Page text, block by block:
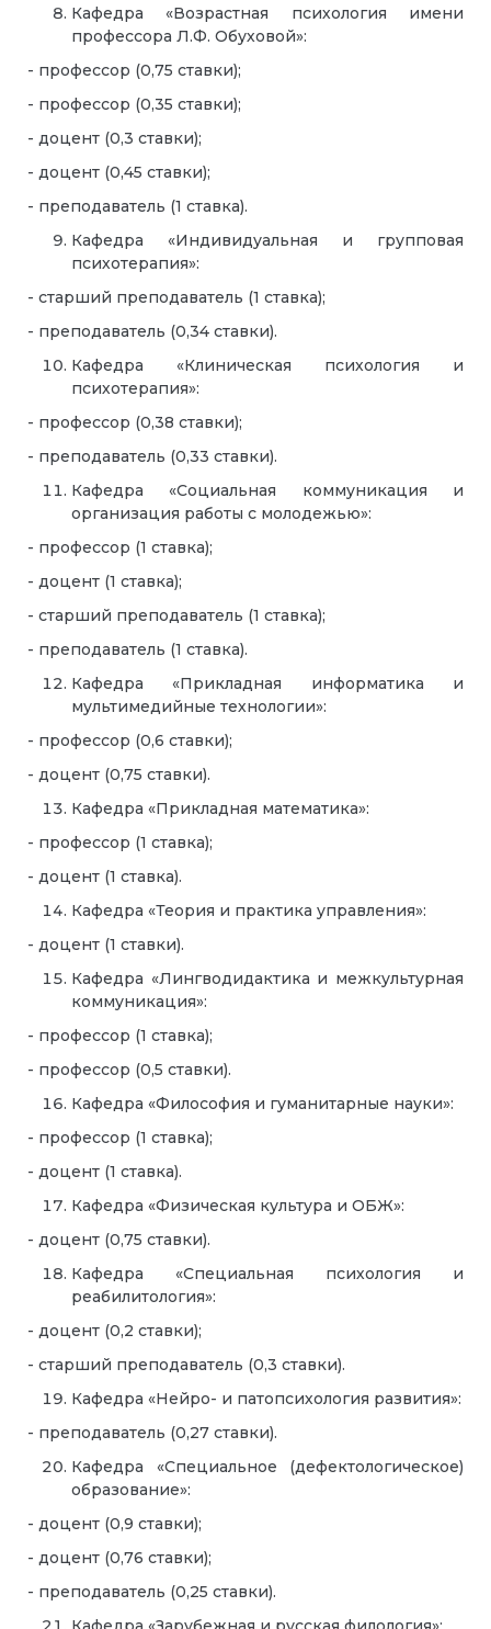
Кафедра «Возрастная психология имени
профессора Л.Ф. Обуховой»:
- профессор (0,75 ставки);
- профессор (0,35 ставки);
- доцент (0,3 ставки);
- доцент (0,45 ставки);
- преподаватель (1 ставка).
Кафедра «Индивидуальная и групповая
психотерапия»:
- старший преподаватель (1 ставка);
- преподаватель (0,34 ставки).
Кафедра «Клиническая психология и
психотерапия»:
- профессор (0,38 ставки);
- преподаватель (0,33 ставки).
Кафедра «Социальная коммуникация и
организация работы с молодежью»:
- профессор (1 ставка);
- доцент (1 ставка);
- старший преподаватель (1 ставка);
- преподаватель (1 ставка).
Кафедра «Прикладная информатика и
мультимедийные технологии»:
- профессор (0,6 ставки);
- доцент (0,75 ставки).
Кафедра «Прикладная математика»:
- профессор (1 ставка);
- доцент (1 ставка).
Кафедра «Теория и практика управления»:
- доцент (1 ставки).
Кафедра «Лингводидактика и межкультурная
коммуникация»:
- профессор (1 ставка);
- профессор (0,5 ставки).
Кафедра «Философия и гуманитарные науки»:
- профессор (1 ставка);
- доцент (1 ставка).
Кафедра «Физическая культура и ОБЖ»:
- доцент (0,75 ставки).
Кафедра «Специальная психология и
реабилитология»:
- доцент (0,2 ставки);
- старший преподаватель (0,3 ставки).
Кафедра «Нейро- и патопсихология развития»:
- преподаватель (0,27 ставки).
Кафедра «Специальное (дефектологическое)
образование»:
- доцент (0,9 ставки);
- доцент (0,76 ставки);
- преподаватель (0,25 ставки).